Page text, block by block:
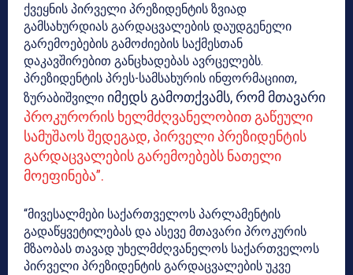
ქვეყნის პირველი პრეზიდენტის ზვიად
გამსახურდიას გარდაცვალების დაუდგენელი
გარემოებების გამოძიების საქმესთან
დაკავშირებით განცხადებას ავრცელებს.
პრეზიდენტის პრეს-სამსახურის ინფორმაციით,
ზურაბიშვილი იმედს გამოთქვამს, რომ მთავარი
პროკურორის ხელმძღვანელობით გაწეული
სამუშაოსშედეგად, პირველი პრეზიდენტის
გარდაცვალების გარემოებებს ნათელი
მოეფინება”.
“მივესალმები საქართველოს პარლამენტის
გადაწყვეტილებას და ასევე მთავარი პროკურის
მზაობას თავად უხელმძღვანელოს საქართველოს
პირველი პრეზიდენტის გარდაცვალების უკვე